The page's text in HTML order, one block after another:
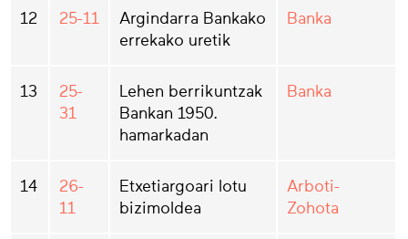
12 25-11
Argindarra Bankako
errekako uretik
Banka
13
25-
31
Lehen berrikuntzak
Bankan 1950.
hamarkadan
Banka
14
26-
11
Etxetiargoari lotu
bizimoldea
Arboti-
Zohota